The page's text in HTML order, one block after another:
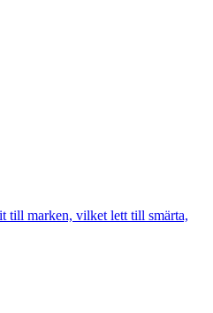
till marken, vilket lett till smärta,